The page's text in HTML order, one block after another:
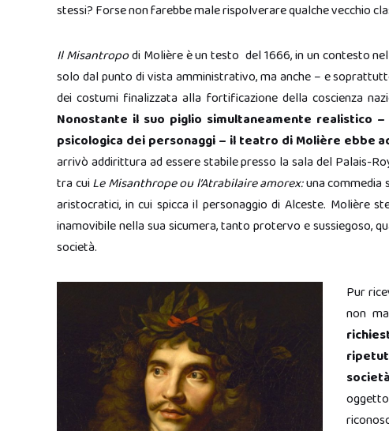
stessi? Forse non farebbe male rispolverare qualche vecchio
Il Misantropodi Molière è un testo del 1666, in un contesto
solo dal punto di vista amministrativo, ma anche – e
dei costumi finalizzata alla fortificazione della coscienza
Nonostante il suo piglio simultaneamente realistico
psicologica dei personaggi – il teatro di Molière ebbe
arrivò addirittura ad essere stabile presso la sala del Palais-
tra cuiLe Misanthrope ou l’Atrabilaire amorex:una commedia
aristocratici, in cui spicca il personaggio di Alceste. Molière
inamovibile nella sua sicumera, tanto protervo e sussiegoso,
società.
Pur
non